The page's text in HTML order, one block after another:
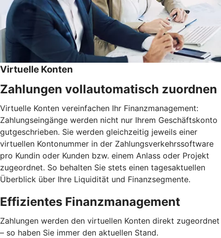
Virtuelle Konten
Zahlungen vollautomatisch zuordnen
Virtuelle Konten vereinfachen Ihr Finanzmanagement:
Zahlungseingänge werden nicht nur Ihrem Geschäftskonto
gutgeschrieben. Sie werden gleichzeitig jeweils einer
virtuellen Kontonummer in der Zahlungsverkehrssoftware
pro Kundin oder Kunden bzw. einem Anlass oder Projekt
zugeordnet. So behalten Sie stets einen tagesaktuellen
Überblick über Ihre Liquidität und Finanzsegmente.
Effizientes Finanzmanagement
Zahlungen werden den virtuellen Konten direkt zugeordnet
– so haben Sie immer den aktuellen Stand.